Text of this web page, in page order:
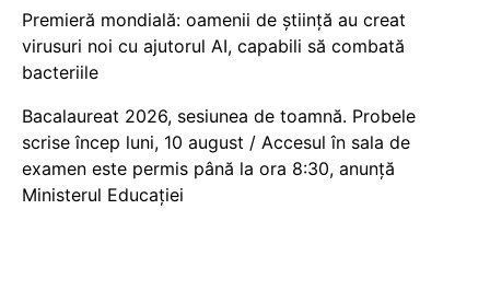
Premieră mondială: oamenii de știință au creat
virusuri noi cu ajutorul AI, capabili să combată
bacteriile
Bacalaureat 2026, sesiunea de toamnă. Probele
scrise încep luni, 10 august / Accesul în sala de
examen este permis până la ora 8:30, anunță
Ministerul Educației